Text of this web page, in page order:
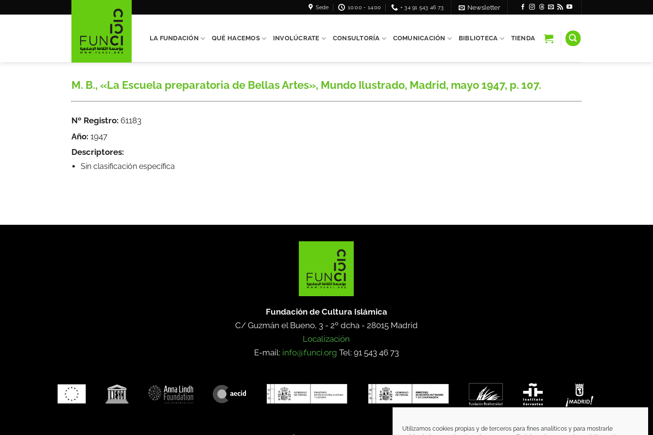
Utilizamos cookies propias y de terceros para fines analíticos y para mostrarle
Sede 10:00 - 14:00 + 34 91 543 46 73 Newsletter
LA FUNDACIÓN QUÉ HACEMOS INVOLÚCRATE CONSULTORÍA COMUNICACIÓN BIBLIOTECA TIENDA
M. B., «La Escuela preparatoria de Bellas Artes», Mundo Ilustrado, Madrid, mayo 1947, p. 107.
Nº Registro: 61183
Año: 1947
Descriptores:
Sin clasificación específica
Fundación de Cultura Islámica
C/ Guzmán el Bueno, 3 - 2º dcha - 28015 Madrid
Localización
E-mail: info@funci.org Tel: 91 543 46 73